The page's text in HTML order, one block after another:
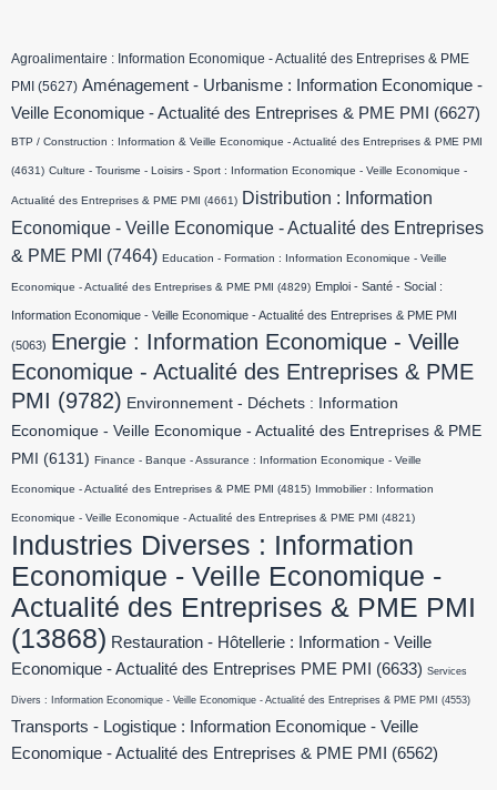
Agroalimentaire : Information Economique - Actualité des Entreprises & PME
PMI (5627) Aménagement - Urbanisme : Information Economique -
Veille Economique - Actualité des Entreprises & PME PMI
(6627)
BTP / Construction : Information & Veille Economique - Actualité des Entreprises & PME PMI
(4631) Culture - Tourisme - Loisirs - Sport : Information Economique - Veille Economique -
Actualité des Entreprises & PME PMI (4661) Distribution : Information
Economique - Veille Economique - Actualité des Entreprises
& PME PMI
(7464) Education - Formation : Information Economique - Veille
Economique - Actualité des Entreprises & PME PMI (4829) Emploi - Santé - Social :
Information Economique - Veille Economique - Actualité des Entreprises & PME PMI
(5063) Energie : Information Economique - Veille
Economique - Actualité des Entreprises & PME
PMI (9782) Environnement - Déchets : Information
Economique - Veille Economique - Actualité des Entreprises & PME
PMI
(6131) Finance - Banque - Assurance : Information Economique - Veille
Economique - Actualité des Entreprises & PME PMI (4815) Immobilier : Information
Economique - Veille Economique - Actualité des Entreprises & PME PMI (4821)
Industries Diverses : Information
Economique - Veille Economique -
Actualité des Entreprises & PME PMI
(13868) Restauration - Hôtellerie : Information - Veille
Economique - Actualité des Entreprises PME PMI
(6633) Services
Divers : Information Economique - Veille Economique - Actualité des Entreprises & PME PMI (4553)
Transports - Logistique : Information Economique - Veille
Economique - Actualité des Entreprises & PME PMI
(6562)